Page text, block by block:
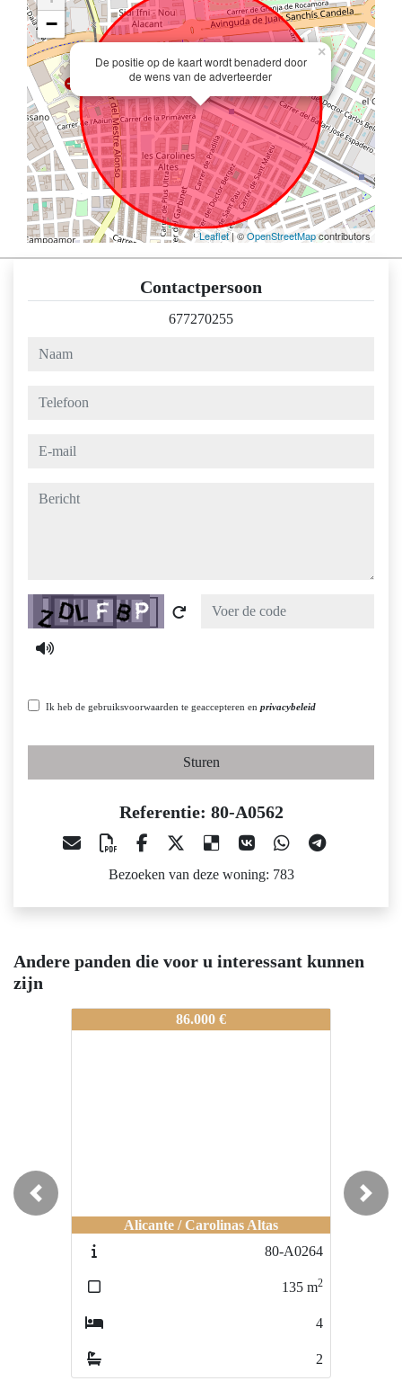
De positie op de kaart wordt benaderd door
de wens van de adverteerder
×
−
Leaflet| ©OpenStreetMapcontributors
Contactpersoon
677270255
naam
telefoon
e-mail
bericht
Captcha
Ik heb de gebruiksvoorwaarden te geaccepteren en privacybeleid
Sturen
Referentie: 80-A0562
Bezoeken van deze woning: 783
Andere panden die voor u interessant kunnen
zijn
86.000 €
Alicante / Carolinas Altas
80-A0264
135m 2
80-A0562
Alicante / Carolinas Altas
Previous Next